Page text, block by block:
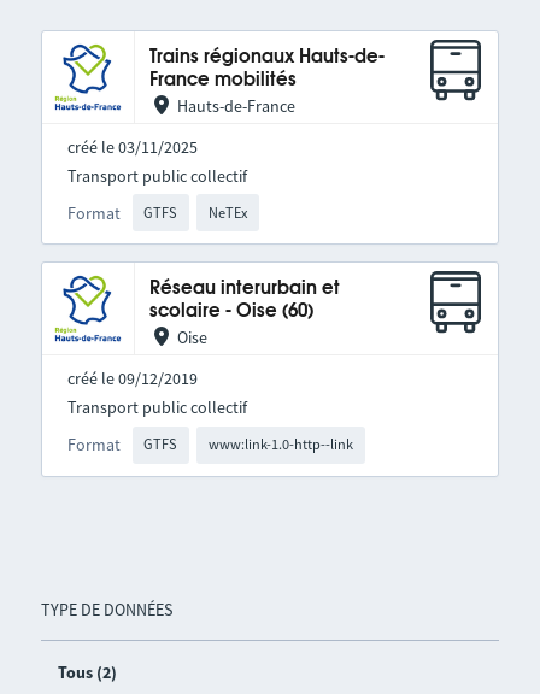
TYPE DE DONNÉES
Tous (2)
Trains régionaux Hauts-de-
France mobilités
Hauts-de-France
créé le 03/11/2025
Format GTFS NeTEx
Transport public collectif
Réseau interurbain et
scolaire - Oise (60)
Oise
créé le 09/12/2019
Format GTFS www:link-1.0-http--link
Transport public collectif